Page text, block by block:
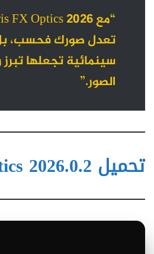
تعدل صورك فحسب،
سينمائية تجعلها
الصور.”
تحميل Boris FX Optics 2026.0.2